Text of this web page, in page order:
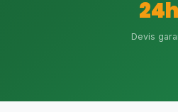
24h
Devis